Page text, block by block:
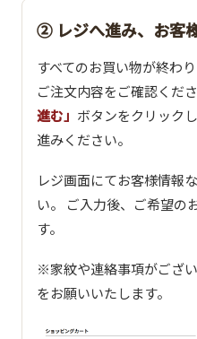
② レジへ進み、お客
すべてのお買い物が終わ
ご注文内容をご確認くだ
進む」 ボタンをクリック
進みください。
レジ画面にてお客様情報
い。 ご入力後、ご希望の
す。
※家紋や連絡事項がござ
をお願いいたします。